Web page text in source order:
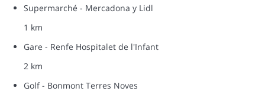
Supermarché - Mercadona y Lidl
1 km
Gare - Renfe Hospitalet de l'Infant
2 km
Golf - Bonmont Terres Noves